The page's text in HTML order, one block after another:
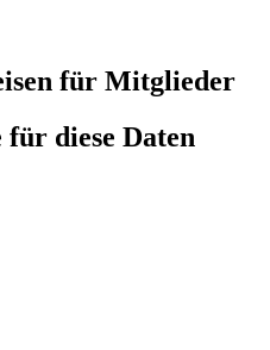
für Mitglieder
diese Daten